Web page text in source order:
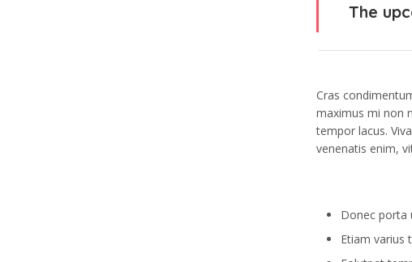
The
Cras
maximus mi non
tempor lacus.
venenatis enim,
Donec porta
Etiam varius